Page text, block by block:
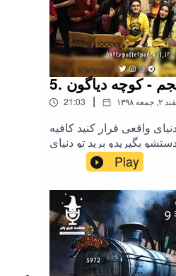
پنجم - کوچه دیاگون
21:03 | ۲, جمعه
واقعی فرار کنید کافیه
بگیریدو برید تو دنیای
هری پاتر هم میتونید به
سری بزنید حامی برنامه:
پاتر در تلگرام هری پاتر در
نوازننده قطعه: سیاوش
سیامی
Play